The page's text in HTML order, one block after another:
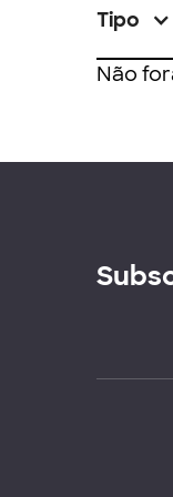
Tipo
Não